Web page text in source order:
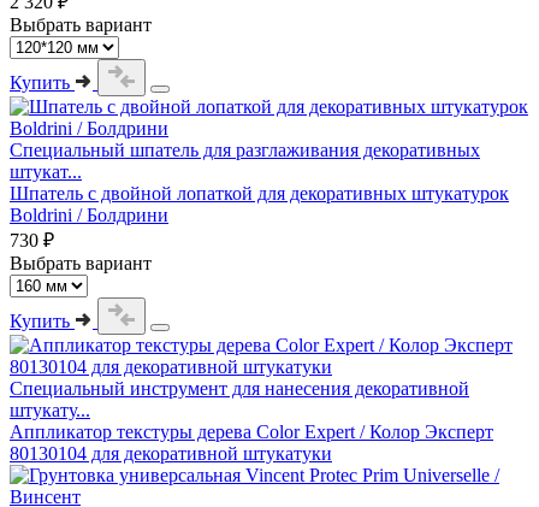
Выбрать вариант
Купить
Специальный шпатель для разглаживания декоративных
штукат...
Шпатель с двойной лопаткой для декоративных штукатурок
Boldrini / Болдрини
730 ₽
Выбрать вариант
Купить
Специальный инструмент для нанесения декоративной
штукату...
Аппликатор текстуры дерева Color Expert / Колор Эксперт
80130104 для декоративной штукатуки